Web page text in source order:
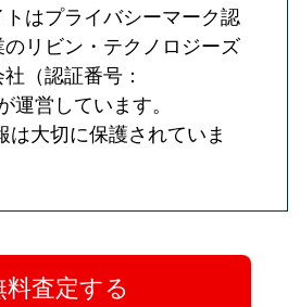
トはプライバシーマーク認
のリビン・テクノロジーズ
（認証番号：
運営しています。
は大切に保護されていま